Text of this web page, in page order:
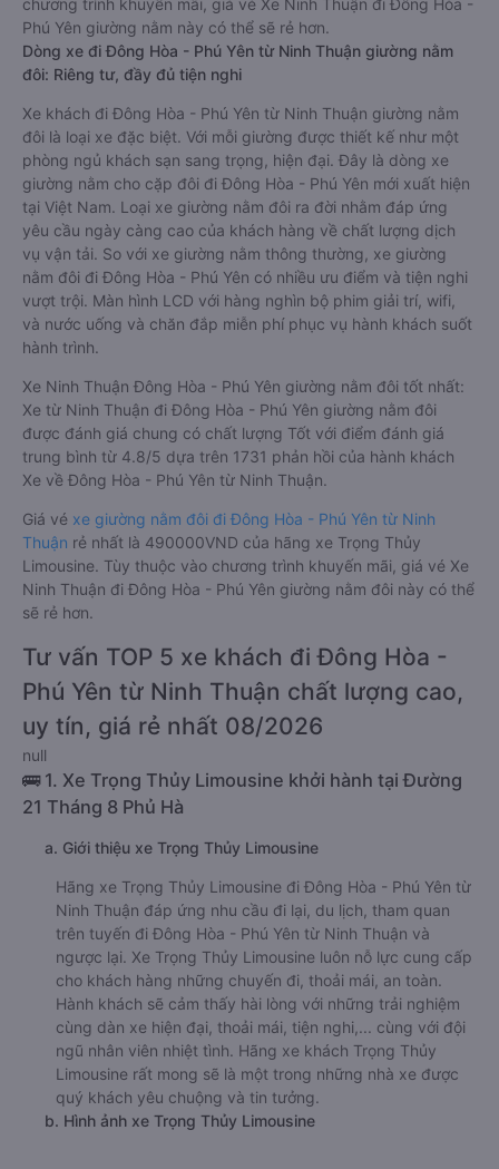
chương trình khuyến mãi, giá vé Xe Ninh Thuận đi Đông Hòa -
Phú Yên giường nằm này có thể sẽ rẻ hơn.
Dòng xe đi Đông Hòa - Phú Yên từ Ninh Thuận giường nằm
đôi: Riêng tư, đầy đủ tiện nghi
Xe khách đi Đông Hòa - Phú Yên từ Ninh Thuận giường nằm
đôi là loại xe đặc biệt. Với mỗi giường được thiết kế như một
phòng ngủ khách sạn sang trọng, hiện đại. Đây là dòng xe
giường nằm cho cặp đôi đi Đông Hòa - Phú Yên mới xuất hiện
tại Việt Nam. Loại xe giường nằm đôi ra đời nhằm đáp ứng
yêu cầu ngày càng cao của khách hàng về chất lượng dịch
vụ vận tải. So với xe giường nằm thông thường, xe giường
nằm đôi đi Đông Hòa - Phú Yên có nhiều ưu điểm và tiện nghi
vượt trội. Màn hình LCD với hàng nghìn bộ phim giải trí, wifi,
và nước uống và chăn đắp miễn phí phục vụ hành khách suốt
hành trình.
Xe Ninh Thuận Đông Hòa - Phú Yên giường nằm đôi tốt nhất:
Xe từ Ninh Thuận đi Đông Hòa - Phú Yên giường nằm đôi
được đánh giá chung có chất lượng Tốt với điểm đánh giá
trung bình từ 4.8/5 dựa trên 1731 phản hồi của hành khách
Xe về Đông Hòa - Phú Yên từ Ninh Thuận.
Giá vé xe giường nằm đôi đi Đông Hòa - Phú Yên từ Ninh
Thuận rẻ nhất là 490000VND của hãng xe Trọng Thủy
Limousine. Tùy thuộc vào chương trình khuyến mãi, giá vé Xe
Ninh Thuận đi Đông Hòa - Phú Yên giường nằm đôi này có thể
sẽ rẻ hơn.
Tư vấn TOP 5 xe khách đi Đông Hòa -
Phú Yên từ Ninh Thuận chất lượng cao,
uy tín, giá rẻ nhất 08/2026
null
🚌 1. Xe Trọng Thủy Limousine khởi hành tại Đường
21 Tháng 8 Phủ Hà
a. Giới thiệu xe Trọng Thủy Limousine
Hãng xe Trọng Thủy Limousine đi Đông Hòa - Phú Yên từ
Ninh Thuận đáp ứng nhu cầu đi lại, du lịch, tham quan
trên tuyến đi Đông Hòa - Phú Yên từ Ninh Thuận và
ngược lại. Xe Trọng Thủy Limousine luôn nỗ lực cung cấp
cho khách hàng những chuyến đi, thoải mái, an toàn.
Hành khách sẽ cảm thấy hài lòng với những trải nghiệm
cùng dàn xe hiện đại, thoải mái, tiện nghi,... cùng với đội
ngũ nhân viên nhiệt tình. Hãng xe khách Trọng Thủy
Limousine rất mong sẽ là một trong những nhà xe được
quý khách yêu chuộng và tin tưởng.
b. Hình ảnh xe Trọng Thủy Limousine